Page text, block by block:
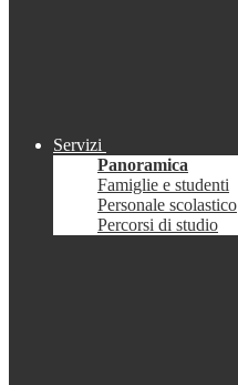
Servizi
Panoramica
Famiglie e studenti
Personale scolastico
Percorsi di studio